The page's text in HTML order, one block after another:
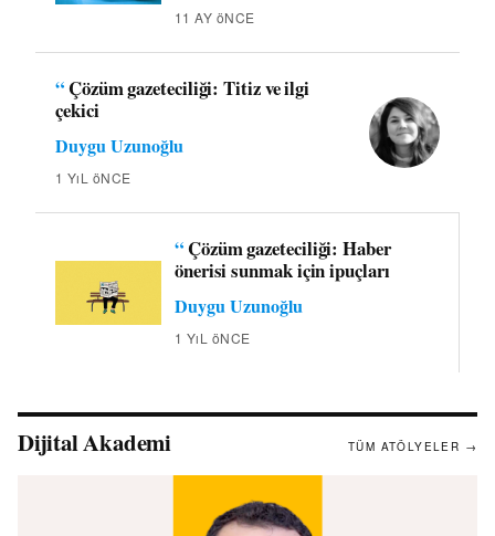
11 AY öNCE
“Çözüm gazeteciliği: Titiz ve ilgi
çekici
Duygu Uzunoğlu
1 YıL öNCE
“Çözüm gazeteciliği: Haber
önerisi sunmak için ipuçları
Duygu Uzunoğlu
1 YıL öNCE
Dijital Akademi TÜM ATÖLYELER →